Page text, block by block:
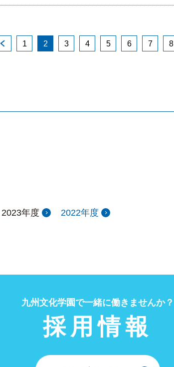
1 2 3 4 5 6 7 8
2023年度 2022年度
九州文化学園で一緒に働きませんか？
採用情報